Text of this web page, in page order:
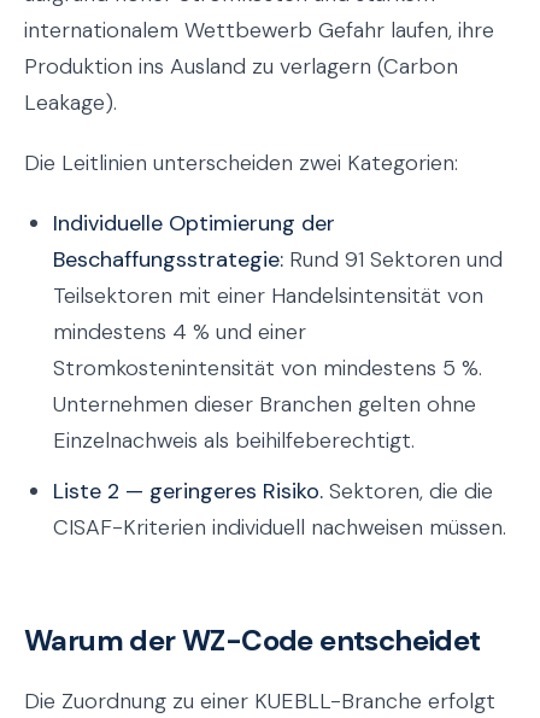
internationalem Wettbewerb Gefahr laufen, ihre
Produktion ins Ausland zu verlagern (Carbon
Leakage).
Die Leitlinien unterscheiden zwei Kategorien:
Individuelle Optimierung der
Beschaffungsstrategie: Rund 91 Sektoren und
Teilsektoren mit einer Handelsintensität von
mindestens 4 % und einer
Stromkostenintensität von mindestens 5 %.
Unternehmen dieser Branchen gelten ohne
Einzelnachweis als beihilfeberechtigt.
Liste 2 — geringeres Risiko. Sektoren, die die
CISAF-Kriterien individuell nachweisen müssen.
Warum der WZ-Code entscheidet
Die Zuordnung zu einer KUEBLL-Branche erfolgt